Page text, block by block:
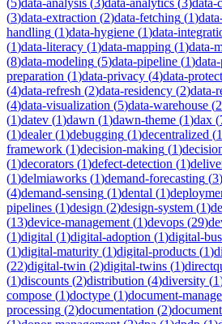
(3)data-extraction (2)data-fetching (1)
handling (1)data-hygiene (1)data-
(1)data-literacy (1)data-mapping (1)data-
(8)data-modeling (5)data-pipeline (1)
preparation (1)data-privacy (4)data-
(4)data-refresh (2)data-residency (2)data-
(4)data-visualization (5)data-warehouse (2
(1)datev (1)dawn (1)dawn-theme (1)dax (
(1)dealer(1)debugging (1)decentralized (1
framework (1)decision-making (1)
(1)decorators (1)defect-detection (1)
(1)delmiaworks (1)demand-forecasting (3)
(4)demand-sensing (1)dental (1)
pipelines (1)design (2)design-system (1)
(13)device-management (1)devops (29)
(1)digital (1)digital-adoption (1)digital-
(1)digital-maturity (1)digital-products (1)
(22)digital-twin (2)digital-twins (1)
(1)discounts (2)distribution (4)diversity (1
compose (1)doctype (1)document-
processing (2)documentation (2)